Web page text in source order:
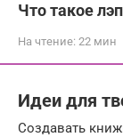
Что такое
На чтение: 22 мин
Идеи для
Создавать